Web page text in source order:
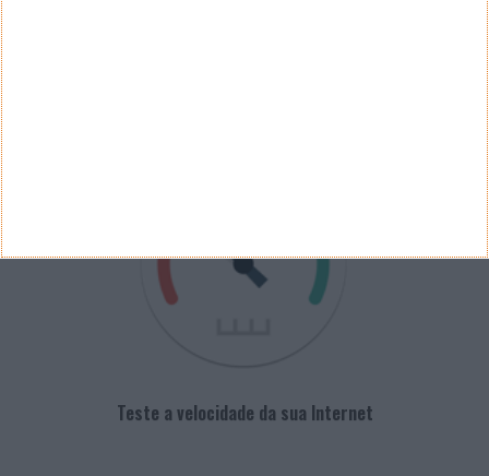
Teste a velocidade da sua Internet